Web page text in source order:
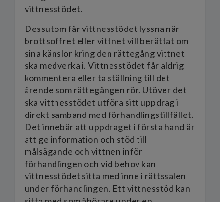
vittnesstödet.
Dessutom får vittnesstödet lyssna när
brottsoffret eller vittnet vill berättat om
sina känslor kring den rättegång vittnet
ska medverka i. Vittnesstödet får aldrig
kommentera eller ta ställning till det
ärende som rättegången rör. Utöver det
ska vittnesstödet utföra sitt uppdrag i
direkt samband med förhandlingstillfället.
Det innebär att uppdraget i första hand är
att ge information och stöd till
målsägande och vittnen inför
förhandlingen och vid behov kan
vittnesstödet sitta med inne i rättssalen
under förhandlingen. Ett vittnesstöd kan